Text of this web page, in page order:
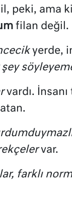
peki, ama
filan değil.
yerde,
vardı.
var.
farklı